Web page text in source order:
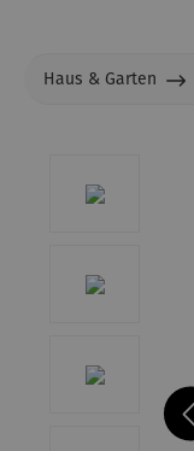
Haus & Garten